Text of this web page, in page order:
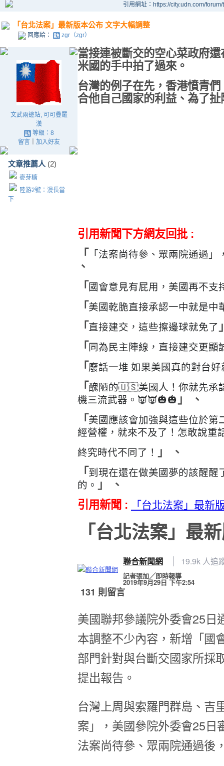
引用網址：https://city.udn.com/
「台北法案」最新版本公布 文字大幅調整
回應給： zgr（zgr）
文武兩邊站, 可可疊羅
漢
等級：8
留言｜ 加入好友
文章推薦人 (2)
麥芽糖
陸游2號：漫長當
下
當接連被斷交的空心菜政府
米國的手中拍了過來。
台灣的例子在先，香港憤青
合他自己國家的利益、為了
引用新聞下方網友回批 :
「
「法案尚待參、眾兩院通過
、
「 國會意見有屁用，美國再不
「 美國乾脆直接承認一中就是
「 直接建交，這些擦邊球就免了
「 同為民主陣線，直接建交更顯
「 廢話一堆 如果美國真的對台
「 醜陋的🇺🇸美國人！你就先承
機三流武器。👿👿🎃🎃 」 、
「 美國應該會加強與這些位於
經營權，就來不及了！怎敢說重
終究時代不同了！ 」 、
「 到現在還在做美國夢的該醒
的。 」 、
引用新聞 :
「台北法案」最新
「台北法案」最
聯合新聞網 19.9k 人追
記者張加╱即時報導
2019年9月29日 下午2:54
131 則留言
美國聯邦參議院外委會25日
本調整不少內容，新增「國
部門針對與台斷交國家所採
提出報告。
台灣上周與索羅門群島、吉
案」，美國參院外委會25日
法案尚待參、眾兩院通過後